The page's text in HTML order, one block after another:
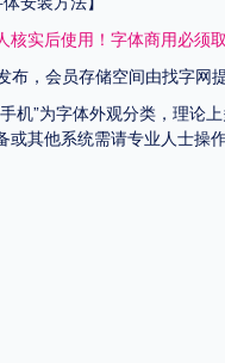
实后使用！字体商用必须
，会员存储空间由找字网
机”为字体外观分类，理论
或其他系统需请专业人士